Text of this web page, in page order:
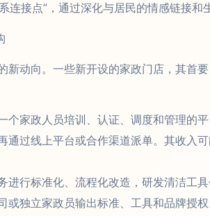
接点”，通过深化与居民的情感链接和
动向。一些新开设的家政门店，其首
家政人员培训、认证、调度和管理的
过线上平台或合作渠道派单。其收入
行标准化、流程化改造，研发清洁工
独立家政员输出标准、工具和品牌授权